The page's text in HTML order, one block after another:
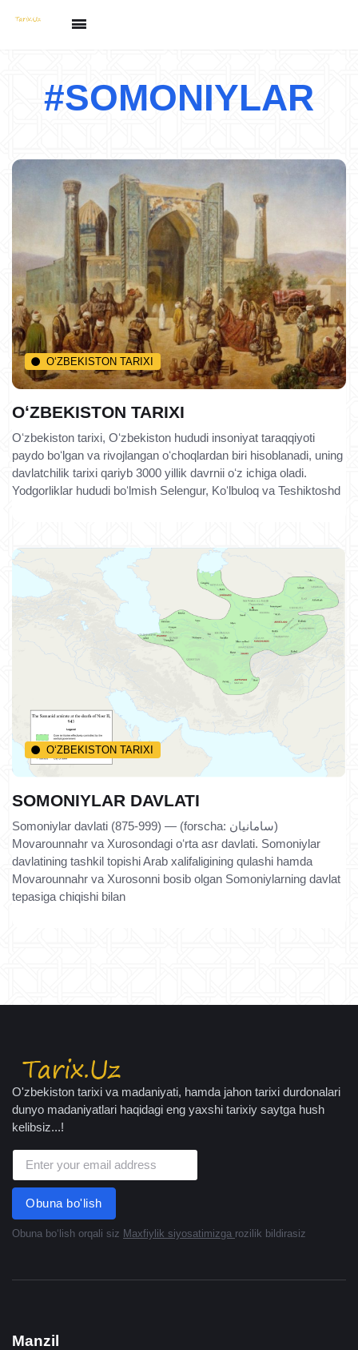
#SOMONIYLAR
O‘ZBEKISTON TARIXI
OʻZBEKISTON TARIXI
Oʻzbekiston tarixi, Oʻzbekiston hududi insoniyat taraqqiyoti
paydo boʻlgan va rivojlangan oʻchoqlardan biri hisoblanadi, uning
davlatchilik tarixi qariyb 3000 yillik davrnii oʻz ichiga oladi.
Yodgorliklar hududi boʻlmish Selengur, Koʻlbuloq va Teshiktoshd
O‘ZBEKISTON TARIXI
SOMONIYLAR DAVLATI
Somoniylar davlati (875-999) — (forscha: سامانیان)
Movarounnahr va Xurosondagi oʻrta asr davlati. Somoniylar
davlatining tashkil topishi Arab xalifaligining qulashi hamda
Movarounnahr va Xurosonni bosib olgan Somoniylarning davlat
tepasiga chiqishi bilan
O'zbekiston tarixi va madaniyati, hamda jahon tarixi durdonalari
dunyo madaniyatlari haqidagi eng yaxshi tarixiy saytga hush
kelibsiz...!
Obuna bo'lish
Obuna boʻlish orqali siz Maxfiylik siyosatimizga rozilik bildirasiz
Manzil